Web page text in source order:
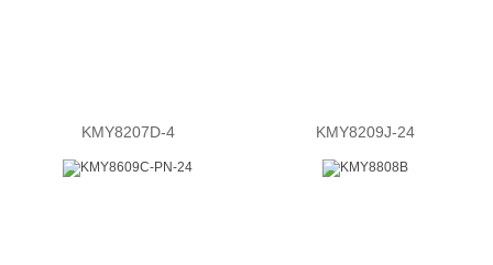
KMY8207D-4 KMY8209J-24